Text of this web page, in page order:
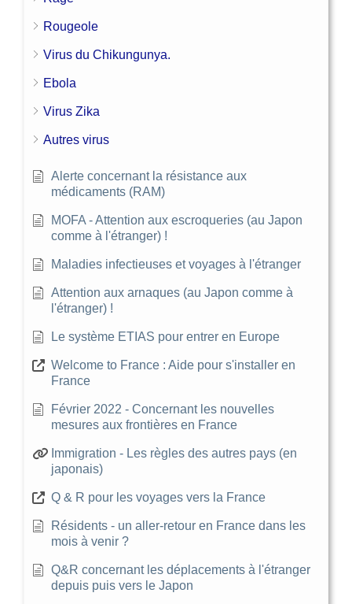
Rougeole
Virus du Chikungunya.
Ebola
Virus Zika
Autres virus
Alerte concernant la résistance aux
médicaments (RAM)
MOFA - Attention aux escroqueries (au Japon
comme à l'étranger) !
Maladies infectieuses et voyages à l'étranger
Attention aux arnaques (au Japon comme à
l'étranger) !
Le système ETIAS pour entrer en Europe
Welcome to France : Aide pour s'installer en
France
Février 2022 - Concernant les nouvelles
mesures aux frontières en France
Immigration - Les règles des autres pays (en
japonais)
Q & R pour les voyages vers la France
Résidents - un aller-retour en France dans les
mois à venir ?
Q&R concernant les déplacements à l'étranger
depuis puis vers le Japon